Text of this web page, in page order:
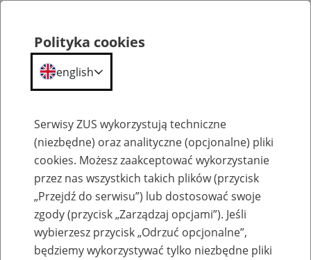
Szkolenia
Polityka cookies
english
Serwisy ZUS wykorzystują techniczne
(niezbędne) oraz analityczne (opcjonalne) pliki
cookies. Możesz zaakceptować wykorzystanie
przez nas wszystkich takich plików (przycisk
„Przejdź do serwisu”) lub dostosować swoje
zgody (przycisk „Zarządzaj opcjami”). Jeśli
wybierzesz przycisk „Odrzuć opcjonalne”,
będziemy wykorzystywać tylko niezbędne pliki